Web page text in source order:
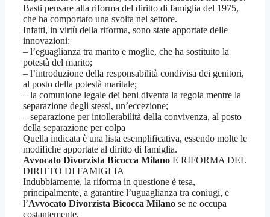
Basti pensare alla riforma del diritto di famiglia del 1975,
che ha comportato una svolta nel settore.
Infatti, in virtù della riforma, sono state apportate delle
innovazioni:
– l’eguaglianza tra marito e moglie, che ha sostituito la
potestà del marito;
– l’introduzione della responsabilità condivisa dei genitori,
al posto della potestà maritale;
– la comunione legale dei beni diventa la regola mentre la
separazione degli stessi, un’eccezione;
– separazione per intollerabilità della convivenza, al posto
della separazione per colpa
Quella indicata è una lista esemplificativa, essendo molte le
modifiche apportate al diritto di famiglia.
Avvocato Divorzista Bicocca Milano E RIFORMA DEL
DIRITTO DI FAMIGLIA
Indubbiamente, la riforma in questione è tesa,
principalmente, a garantire l’uguaglianza tra coniugi, e
l’Avvocato Divorzista Bicocca Milano se ne occupa
costantemente.